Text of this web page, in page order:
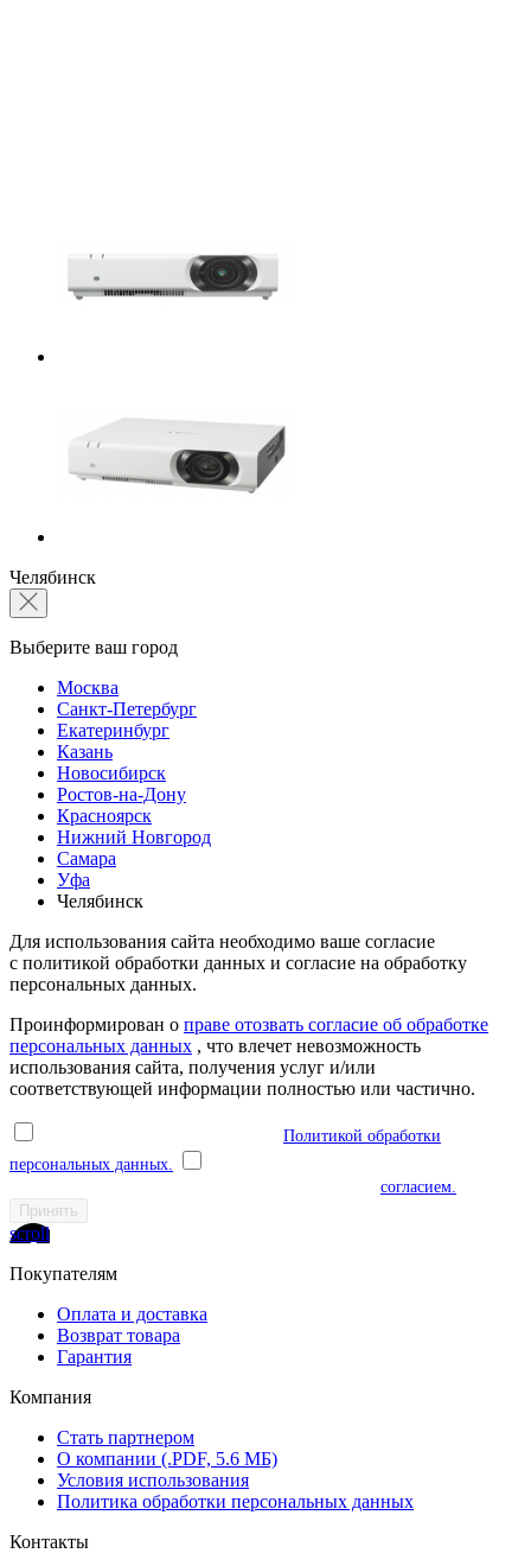
Челябинск
Выберите ваш город
Москва
Санкт-Петербург
Екатеринбург
Казань
Новосибирск
Ростов-на-Дону
Красноярск
Нижний Новгород
Самара
Уфа
Челябинск
Для использования сайта необходимо ваше согласие
с политикой обработки данных и согласие на обработку
персональных данных.
Проинформирован о праве отозвать согласие об обработке
персональных данных , что влечет невозможность
использования сайта, получения услуг и/или
соответствующей информации полностью или частично.
Политикой обработки
персональных данных.
согласием.
Принять
scroll
Покупателям
Оплата и доставка
Возврат товара
Гарантия
Компания
Стать партнером
О компании (.PDF, 5.6 МБ)
Условия использования
Политика обработки персональных данных
Контакты